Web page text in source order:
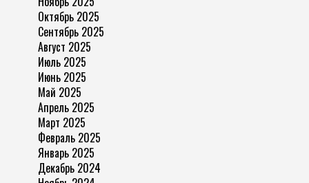
Октябрь 2025
Сентябрь 2025
Август 2025
Июль 2025
Июнь 2025
Май 2025
Апрель 2025
Март 2025
Февраль 2025
Январь 2025
Декабрь 2024